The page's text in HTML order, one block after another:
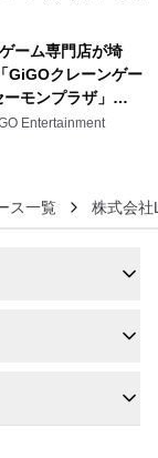
ーム専門店が埼
GiGOクレーンゲー
モンプラザ」
時グランドオープ
Entertainment
ス一覧 株式会社